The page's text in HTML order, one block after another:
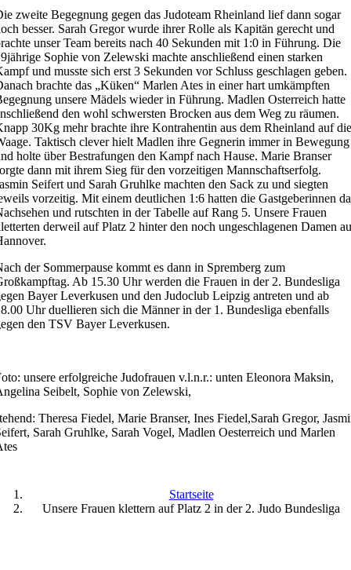
zweite Begegnung gegen das Judoteam Rheinland lief dann sogar
besser. Sarah Gregor wurde ihrer Rolle als Kapitän gerecht und
unser Team bereits nach 40 Sekunden mit 1:0 in Führung. Die
Sophie von Zelewski machte anschließend einen starken
und musste sich erst 3 Sekunden vor Schluss geschlagen geben.
brachte das „Küken“ Marlen Ates in einer hart umkämpften
unsere Mädels wieder in Führung. Madlen Osterreich hatte
den wohl schwersten Brocken aus dem Weg zu räumen.
30Kg mehr brachte ihre Kontrahentin aus dem Rheinland auf die
Taktisch clever hielt Madlen ihre Gegnerin immer in Bewegung
holte über Bestrafungen den Kampf nach Hause. Marie Branser
dann mit ihrem Sieg für den vorzeitigen Mannschaftserfolg.
Seifert und Sarah Gruhlke machten den Sack zu und siegten
vorzeitig. Mit einem deutlichen 1:6 hatten die Gastgeberinnen
und rutschten in der Tabelle auf Rang 5. Unsere Frauen
derweil auf Platz 2 hinter den noch ungeschlagenen Damen
der Sommerpause kommt es dann in Spremberg zum
Ab 15.30 Uhr werden die Frauen in der 2. Bundesliga
Bayer Leverkusen und den Judoclub Leipzig antreten und ab
Uhr duellieren sich die Männer in der 1. Bundesliga ebenfalls
den TSV Bayer Leverkusen.
unsere erfolgreiche Judofrauen v.l.n.r.: unten Eleonora Maksin,
Seibelt, Sophie von Zelewski,
Theresa Fiedel, Marie Branser, Ines Fiedel,Sarah Gregor,
Sarah Gruhlke, Sarah Vogel, Madlen Oesterreich und Marlen
Startseite
Unsere Frauen klettern auf Platz 2 in der 2. Judo Bundesliga